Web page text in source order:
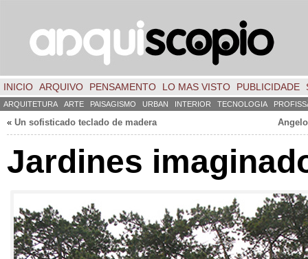
INICIO ARQUIVO PENSAMENTO LO MAS VISTO PUBLICIDADE
ARQUITETURA ARTE PAISAGISMO URBAN INTERIOR TECNOLOGIA
« Un sofisticado teclado de madera
Jardines